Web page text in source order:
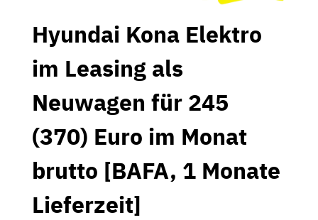
Hyundai Kona Elektro
im Leasing als
Neuwagen für 245
(370) Euro im Monat
brutto [BAFA, 1 Monate
Lieferzeit]